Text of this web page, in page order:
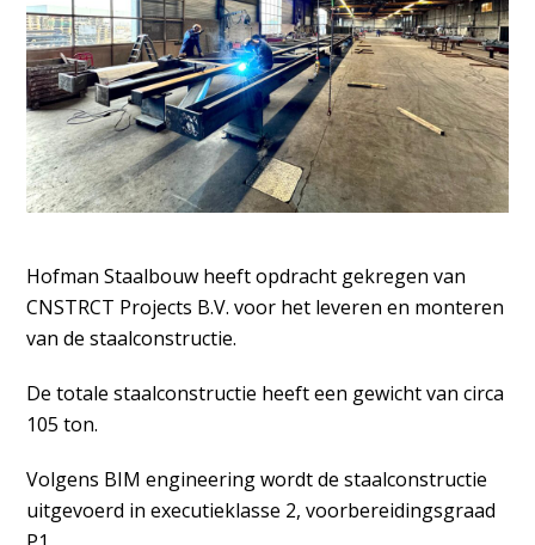
Hofman Staalbouw heeft opdracht gekregen van
CNSTRCT Projects B.V. voor het leveren en monteren
van de staalconstructie.
De totale staalconstructie heeft een gewicht van circa
105 ton.
Volgens BIM engineering wordt de staalconstructie
uitgevoerd in executieklasse 2, voorbereidingsgraad